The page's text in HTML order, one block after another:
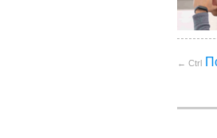
← Ctrl